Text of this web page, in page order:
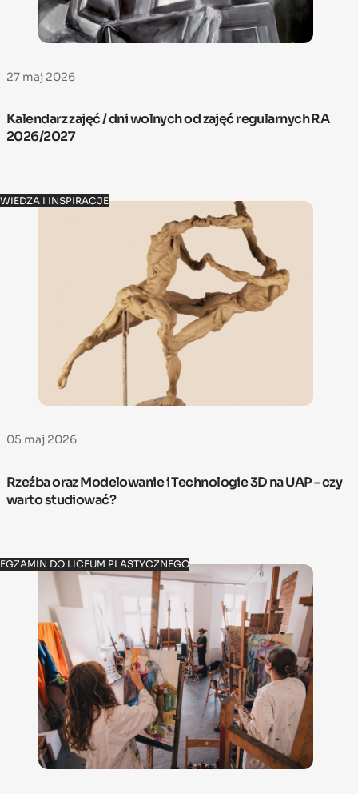
27 maj 2026
Kalendarz zajęć / dni wolnych od zajęć regularnych RA
2026/2027
WIEDZA I INSPIRACJE
05 maj 2026
Rzeźba oraz Modelowanie i Technologie 3D na UAP – czy
warto studiować?
EGZAMIN DO LICEUM PLASTYCZNEGO